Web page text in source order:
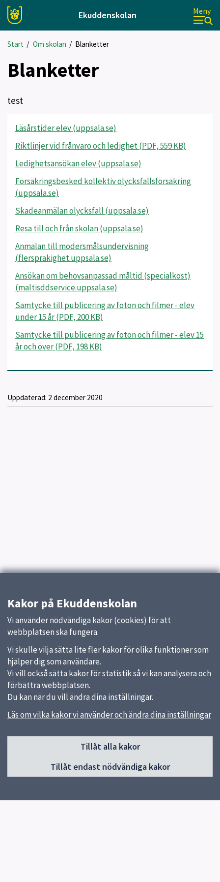
Ekuddenskolan Meny
Start / Om skolan / Blanketter
Blanketter
test
Läsårstider elev (uppsala.se)
Riktlinjer vid frånvaro och ledighet (PDF, 559 KB)
Ledighetsansökan elev (uppsala.se)
Försäkringsbesked kollektiv olycksfallsförsäkring
(uppsala.se)
Skadeanmälan olycksfall (uppsala.se)
Resa till och från skolan (uppsala.se)
Anmälan till modersmålsundervisning
(flersprakighet.uppsala.se)
Ansökan om behovsanpassad måltid (specialkost)
(maltisddservice.uppsala.se)
Samtycke till publicering av foton och filmer - elev
under 15 år (PDF, 200 KB)
Samtycke till publicering av foton och filmer - elev 15
år och över (PDF, 198 KB)
Uppdaterad: 2 december 2020
Kakor på Ekuddenskolan
Vi använder nödvändiga kakor (cookies) för att
webbplatsen ska fungera.
Vi skulle vilja sätta lite fler kakor för olika funktioner som
hjälper dig som användare.
Vi vill också sätta kakor för statistik så vi kan analysera och
förbättra webbplatsen.
Du kan när du vill ändra dina inställningar.
Läs om vilka kakor vi använder och ändra dina inställningar
Tillåt alla kakor
Tillåt endast nödvändiga kakor